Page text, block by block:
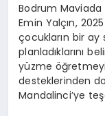
Bodrum Maviada
Emin Yalçın,
çocukların bir
planladıklarını
yüzme
desteklerinden
Mandalinci’ye